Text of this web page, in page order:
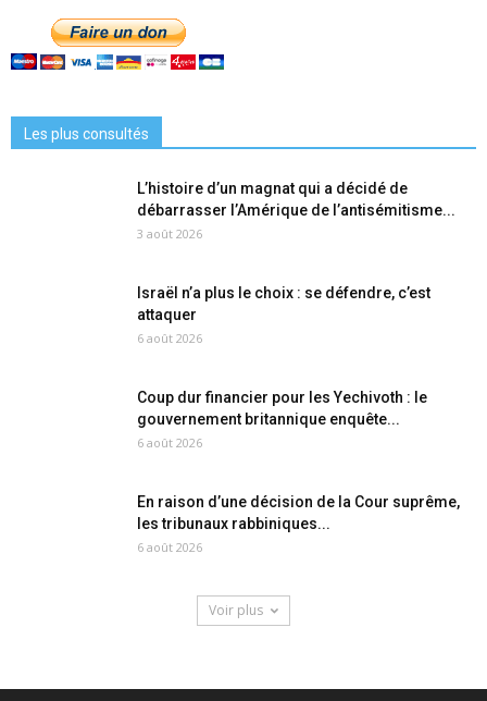
Les plus consultés
L’histoire d’un magnat qui a décidé de
débarrasser l’Amérique de l’antisémitisme...
3 août 2026
Israël n’a plus le choix : se défendre, c’est
attaquer
6 août 2026
Coup dur financier pour les Yechivoth : le
gouvernement britannique enquête...
6 août 2026
En raison d’une décision de la Cour suprême,
les tribunaux rabbiniques...
6 août 2026
Voir plus